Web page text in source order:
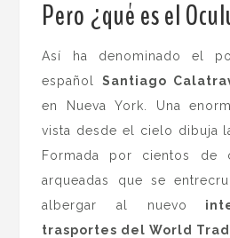
Pero ¿qué es el
Así ha denominado el
español Santiago
en Nueva York. Una
vista desde el cielo dibuja
Formada por cientos de
arqueadas que se
albergar al nuevo
trasportes del World